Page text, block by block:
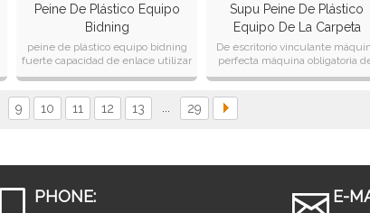
Peine De Plástico Equipo
Bidning
peine de plástico equipo bidning
fuerte capacidad de enlace utilizar
todo el tamaño de plástico
Supu Peine De Plástico
Equipo De La Carpeta
De escritorio vinculante
perfecta máquina obligatoria
peine cb200 plus de tono: el
9 10 11 12 13 29
PHONE:
E-